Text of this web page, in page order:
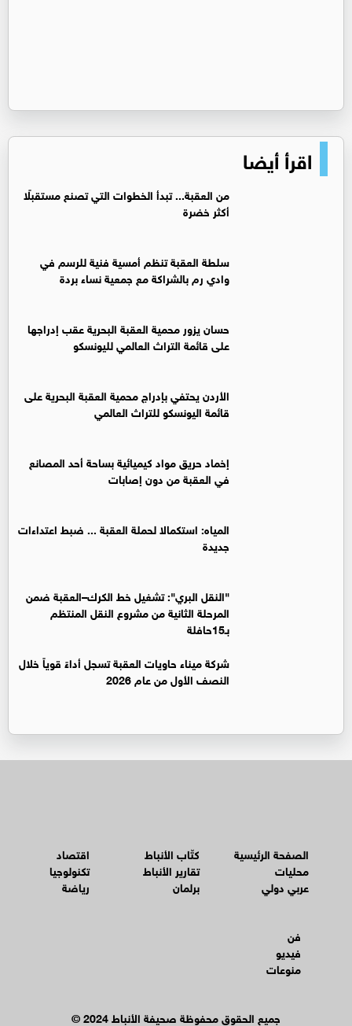
اقرأ أيضا
من العقبة... تبدأ الخطوات التي تصنع مستقبلًا
أكثر خضرة
سلطة العقبة تنظم أمسية فنية للرسم في
وادي رم بالشراكة مع جمعية نساء بردة
حسان يزور محمية العقبة البحرية عقب إدراجها
على قائمة التراث العالمي لليونسكو
الأردن يحتفي بإدراج محمية العقبة البحرية على
قائمة اليونسكو للتراث العالمي
إخماد حريق مواد كيميائية بساحة أحد المصانع
في العقبة من دون إصابات
المياه: استكمالا لحملة العقبة ... ضبط اعتداءات
جديدة
"النقل البري": تشغيل خط الكرك–العقبة ضمن
المرحلة الثانية من مشروع النقل المنتظم
بـ15حافلة
شركة ميناء حاويات العقبة تسجل أداءً قوياً خلال
النصف الأول من عام 2026
الصفحة الرئيسية
محليات
عربي دولي
كتّاب الأنباط
تقارير الأنباط
برلمان
اقتصاد
تكنولوجيا
رياضة
فن
فيديو
منوعات
© جميع الحقوق محفوظة صحيفة الأنباط 2024